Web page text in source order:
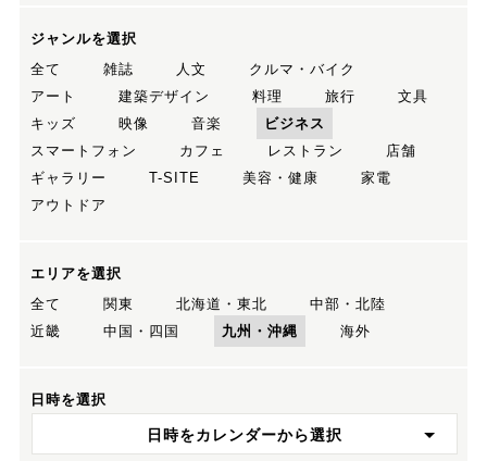
ジャンルを選択
全て
雑誌 人文
クルマ・バイク
アート
建築デザイン 料理 旅行
文具
キッズ
映像 音楽
ビジネス
スマートフォン
カフェ レストラン
店舗
ギャラリー
T-SITE 美容・健康
家電
アウトドア
エリアを選択
全て
関東 北海道・東北
中部・北陸
近畿
中国・四国 九州・沖縄 海外
日時を選択
日時をカレンダーから選択